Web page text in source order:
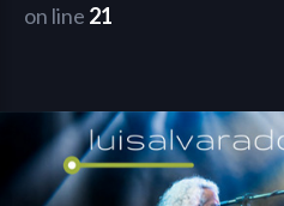
on line 21